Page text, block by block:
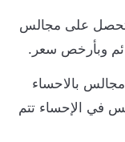
على مجالس
وبأرخص سعر.
بالاحساء
الإحساء تتم